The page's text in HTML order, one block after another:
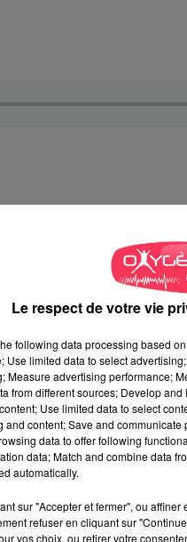
le marché de Château-Gont
là. Je me suis fait opérer
ne lui en veux pas, mais
de payer le surcoût
il y a des temps
niveau de ses urgences
riche que la France".
" - CAROLINE
de Laval. La figure
urgences du pays. "La
Le respect de votre vie
following data processing based
Use limited data to select
Measure advertising performance;
from different sources; Develop
Use limited data to select
content; Save and
data to offer following
data; Match and combine data
automatically.
sur "Accepter et fermer", ou
refuser en cliquant sur
vos choix, ou retirer votre